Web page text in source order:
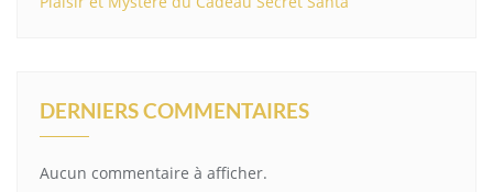
DERNIERS COMMENTAIRES
Aucun commentaire à afficher.